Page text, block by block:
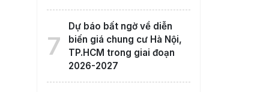
7
Dự báo bất ngờ về diễn
biến giá chung cư Hà Nội,
TP.HCM trong giai đoạn
2026-2027